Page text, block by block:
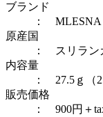
ブランド
： MLESNA
原産国
： スリラン
内容量
： 27.5ｇ（
販売価格
： 900円＋